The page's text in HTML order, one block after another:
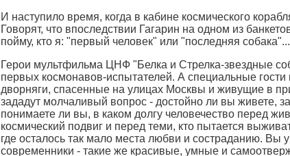
И наступило время, когда в кабине космического
Говорят, что впоследствии Гагарин на одном из
пойму, кто я: "первый человек" или "последняя собака"...
Герои мультфильма ЦНФ "Белка и Стрелка-звездные
первых космонавов-испытателей. А специальные
дворняги, спасенные на улицах Москвы и живущие в
зададут молчаливый вопрос - достойно ли вы живете,
понимаете ли вы, в каком долгу человечество перед
космический подвиг и перед теми, кто пытается
где осталось так мало места любви и состраданию. Вы
современники - такие же красивые, умные и